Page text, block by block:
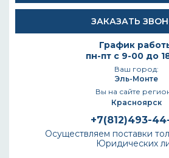
ЗАКАЗАТЬ
График
пн-пт с 9-00 до
Ваш город:
Эль-Монте
Вы на сайте
Красноярск
+7(812)493-
Осуществляем поставки
Юридических